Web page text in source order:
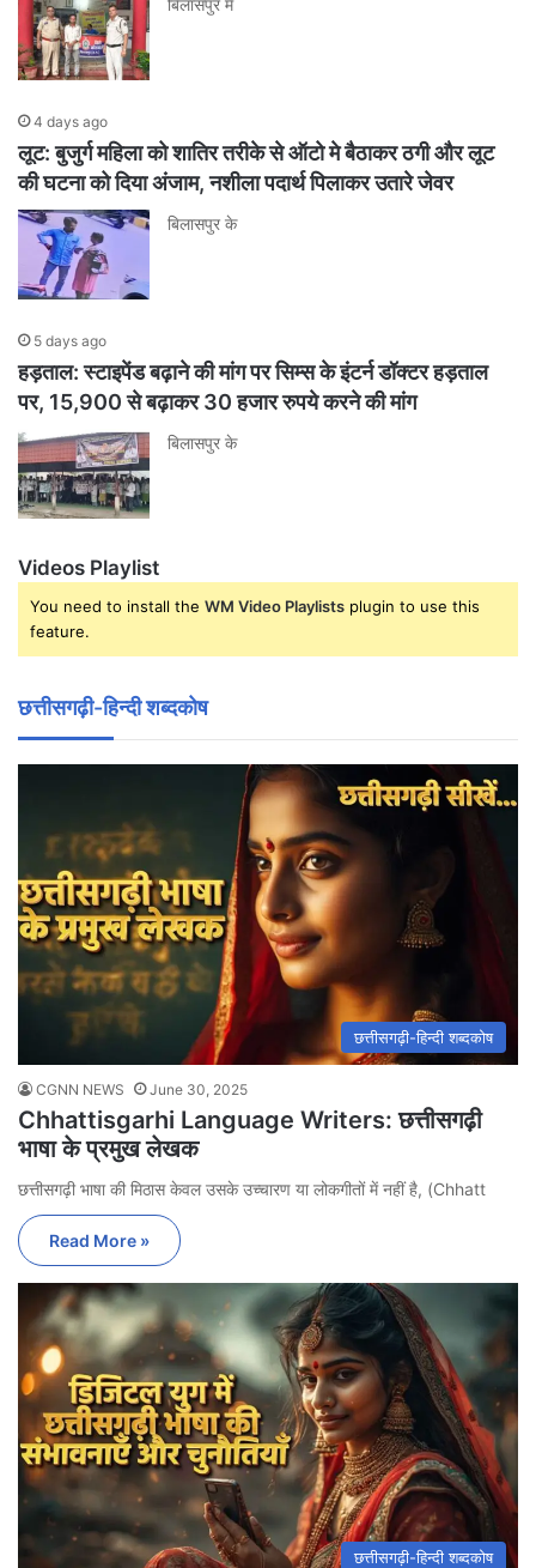
4 days ago
लूट: बुजुर्ग महिला को शातिर तरीके से ऑटो मे बैठाकर ठगी और लूट
की घटना को दिया अंजाम, नशीला पदार्थ पिलाकर उतारे जेवर
बिलासपुर के
5 days ago
हड़ताल: स्टाइपेंड बढ़ाने की मांग पर सिम्स के इंटर्न डॉक्टर हड़ताल
पर, 15,900 से बढ़ाकर 30 हजार रुपये करने की मांग
बिलासपुर के
Videos Playlist
You need to install the WM Video Playlists plugin to use this
feature.
छत्तीसगढ़ी-हिन्दी शब्दकोष
छत्तीसगढ़ी-हिन्दी शब्दकोष
CGNN NEWS June 30, 2025
Chhattisgarhi Language Writers: छत्तीसगढ़ी
भाषा के प्रमुख लेखक
छत्तीसगढ़ी भाषा की मिठास केवल उसके उच्चारण या लोकगीतों में नहीं है, (Chhatt
Read More »
छत्तीसगढ़ी-हिन्दी शब्दकोष